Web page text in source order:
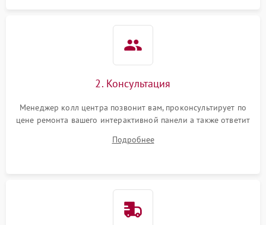
2. Консультация
Менеджер колл центра позвонит вам, проконсультирует по
цене ремонта вашего интерактивной панели а также ответит
Подробнее